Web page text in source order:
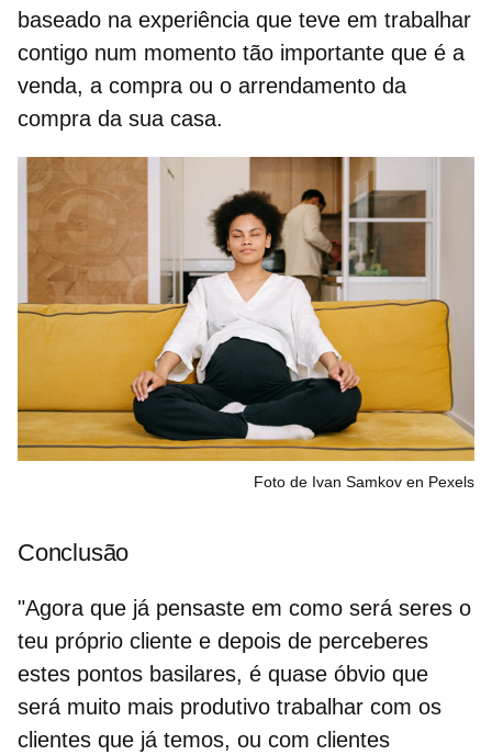
baseado na experiência que teve em trabalhar
contigo num momento tão importante que é a
venda, a compra ou o arrendamento da
compra da sua casa.
Foto de Ivan Samkov en Pexels
Conclusão
"Agora que já pensaste em como será seres o
teu próprio cliente e depois de perceberes
estes pontos basilares, é quase óbvio que
será muito mais produtivo trabalhar com os
clientes que já temos, ou com clientes